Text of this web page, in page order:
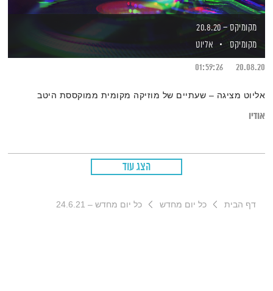
מקומיקס – 20.8.20
מקומיקס
אליוט
20.08.20
01:59:26
אליוט מציגה – שעתיים של מוזיקה מקומית ממוקססת היטב
אודיו
הצג עוד
דף הבית כל יום מחדש כל יום מחדש – 24.6.21